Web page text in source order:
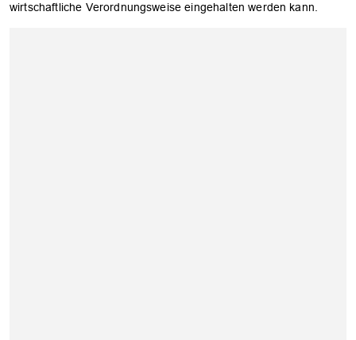
wirtschaftliche Verordnungsweise eingehalten werden kann.